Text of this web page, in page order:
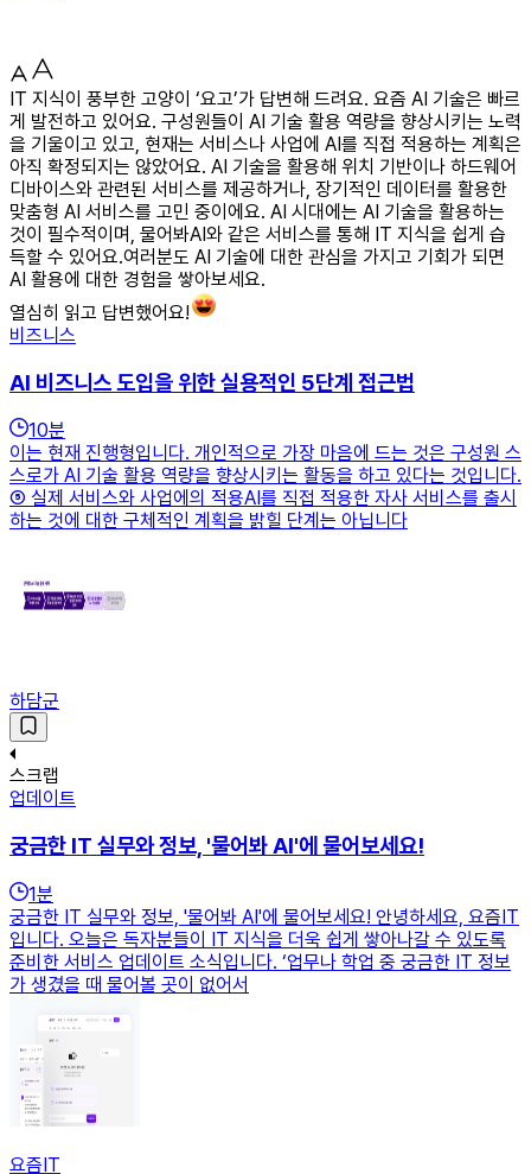
IT 지식이 풍부한 고양이 ‘요고’가 답변해 드려요. 요즘 AI 기술은 빠르
게 발전하고 있어요. 구성원들이 AI 기술 활용 역량을 향상시키는 노력
을 기울이고 있고, 현재는 서비스나 사업에 AI를 직접 적용하는 계획은
아직 확정되지는 않았어요. AI 기술을 활용해 위치 기반이나 하드웨어
디바이스와 관련된 서비스를 제공하거나, 장기적인 데이터를 활용한
맞춤형 AI 서비스를 고민 중이에요. AI 시대에는 AI 기술을 활용하는
것이 필수적이며, 물어봐AI와 같은 서비스를 통해 IT 지식을 쉽게 습
득할 수 있어요.여러분도 AI 기술에 대한 관심을 가지고 기회가 되면
AI 활용에 대한 경험을 쌓아보세요.
열심히 읽고 답변했어요!
비즈니스
AI 비즈니스 도입을 위한 실용적인 5단계 접근법
10분
이는 현재 진행형입니다. 개인적으로 가장 마음에 드는 것은 구성원 스
스로가 AI 기술 활용 역량을 향상시키는 활동을 하고 있다는 것입니다.
⑤ 실제 서비스와 사업에의 적용AI를 직접 적용한 자사 서비스를 출시
하는 것에 대한 구체적인 계획을 밝힐 단계는 아닙니다
하담군
스크랩
업데이트
궁금한 IT 실무와 정보, '물어봐 AI'에 물어보세요!
1분
궁금한 IT 실무와 정보, '물어봐 AI'에 물어보세요! 안녕하세요, 요즘IT
입니다. 오늘은 독자분들이 IT 지식을 더욱 쉽게 쌓아나갈 수 있도록
준비한 서비스 업데이트 소식입니다. ‘업무나 학업 중 궁금한 IT 정보
가 생겼을 때 물어볼 곳이 없어서
요즘IT